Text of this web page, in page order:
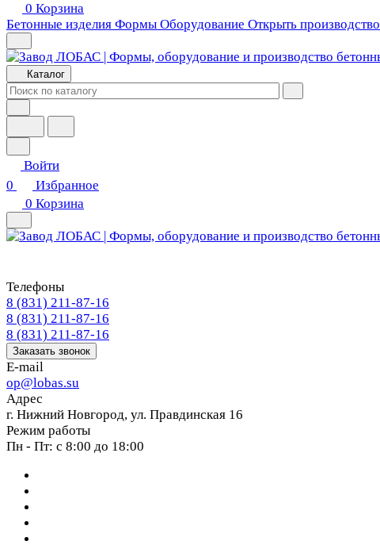
0 Корзина
Бетонные изделия Формы Оборудование Открыть производство
Каталог
Войти
0
Избранное
0 Корзина
Телефоны
8 (831) 211-87-16
8 (831) 211-87-16
8 (831) 211-87-16
Заказать звонок
E-mail
op@lobas.su
Адрес
г. Нижний Новгород, ул. Правдинская 16
Режим работы
Пн - Пт: с 8:00 до 18:00